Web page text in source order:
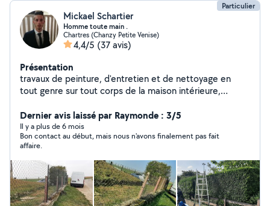
Particulier
Mickael Schartier
Homme toute main .
Chartres (Chanzy Petite Venise)
4,4/5 (37 avis)
Présentation
travaux de peinture, d'entretien et de nettoyage en
tout genre sur tout corps de la maison intérieure,
à base pression, anti-mousse , hydrofuge.. Vérification
d'infiltration d'eau sur toiture entretien cour de jardin,
dalle béton .. travaux de maçonnerie, petit travaux de
maçonnerie nettoyage de gouttières en tout genre , alu
, zing , pvc , cuivre ... réalisation de travaux en espace
vert sur parc et jardin , taille de haie , élagage, ététage,
abattage, taille d'arbre fruitier, évacuation des déchets,
désherbage...
Dernier avis laissé par Raymonde : 3/5
Il y a plus de 6 mois
Bon contact au début, mais nous n'avons finalement pas fait
affaire.